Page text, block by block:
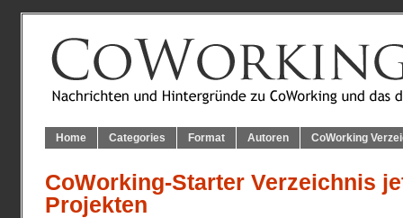
Home Categories Format Autoren CoWorking
CoWorking-Starter Verzeichnis
Projekten